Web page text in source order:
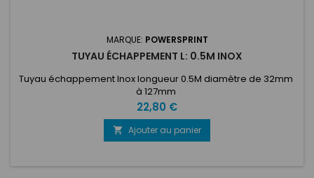
MARQUE: POWERSPRINT
TUYAU ÉCHAPPEMENT L: 0.5M INOX
Tuyau échappement Inox longueur 0.5M diamètre de 32mm
à 127mm
Prix
22,80 €
 Ajouter au panier